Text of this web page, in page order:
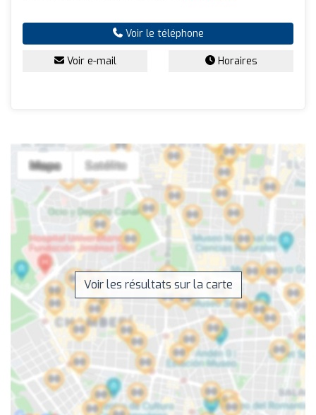
Voir le téléphone
Voir e-mail Horaires
Voir les résultats sur la carte